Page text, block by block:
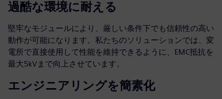
過酷な環境に耐える
堅牢なモジュールにより、厳しい条件下でも信頼性の高い
動作が可能になります。私たちのソリューションでは、変
電所で直接使用して性能を維持できるように、EMC抵抗を
最大5kVまで向上させています。
エンジニアリングを簡素化